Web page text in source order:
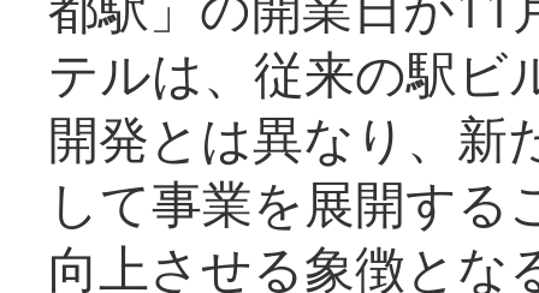
テルは、従来の駅ビ
開発とは異なり、新
して事業を展開する
向上させる象徴とな